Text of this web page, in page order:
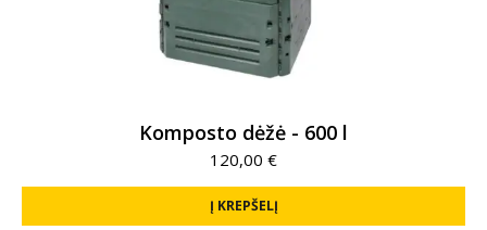
Komposto dėžė - 600 l
120,00 €
Į KREPŠELĮ